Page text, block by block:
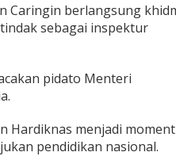
Caringin berlangsung
sebagai inspektur
pidato Menteri
Hardiknas menjadi
pendidikan nasional.